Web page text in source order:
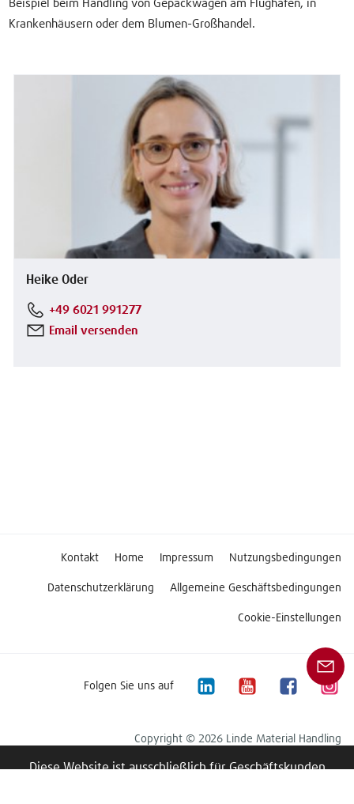
Beispiel beim Handling von Gepäckwagen am Flughafen, in
Krankenhäusern oder dem Blumen-Großhandel.
Heike Oder
+49 6021 991277
Email versenden
Kontakt Home Impressum Nutzungsbedingungen
Datenschutzerklärung Allgemeine Geschäftsbedingungen
Cookie-Einstellungen
Folgen Sie uns auf
Copyright © 2026 Linde Material Handling
Diese Website ist ausschließlich für Geschäftskunden